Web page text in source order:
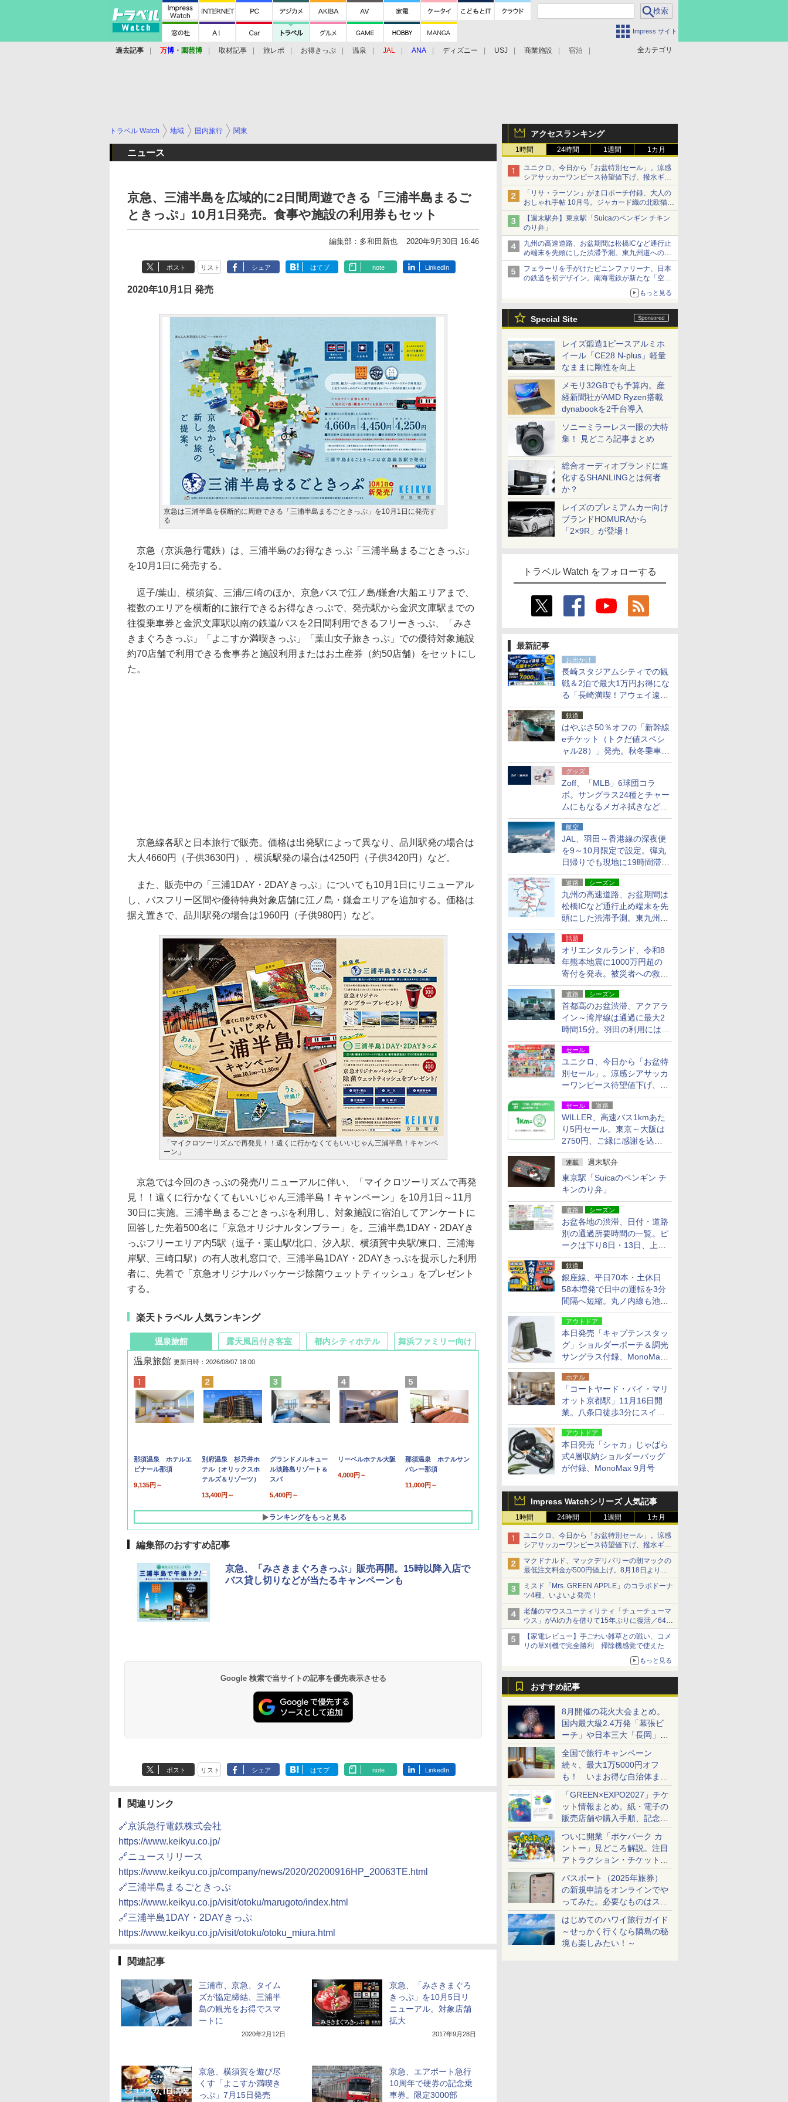
Impress サイト
全カテゴリ
過去記事 万博 ・ 園芸博 取材記事 旅レポ お得きっぷ 温泉 JAL ANA ディズニー USJ 商業施設 宿泊
アクセスランキング
1時間 24時間 1週間 1カ月
ユニクロ、今日から「お盆特別セール」。涼感
シアサッカーワンピース待望値下げ、撥水ギア
ショーツは1990円に
「リサ・ラーソン」がま口ポーチ付録、大人の
おしゃれ手帖 10月号。ジャカード織の北欧猫デ
ザイン
【週末駅弁】東京駅「Suicaのペンギン チキン
のり弁」
九州の高速道路、お盆期間は松橋ICなど通行止
め端末を先頭にした渋滞予測。東九州道への迂
回は料金調整を実施
フェラーリを手がけたピニンファリーナ、日本
の鉄道を初デザイン。南海電鉄が新たな「空港
もっと見る
Special Site
レイズ鍛造1ピースアルミホ
イール「CE28 N-plus」軽量
なままに剛性を向上
メモリ32GBでも予算内。産
経新聞社がAMD Ryzen搭載
dynabookを2千台導入
ソニーミラーレス一眼の大特
集！ 見どころ記事まとめ
総合オーディオブランドに進
化するSHANLINGとは何者
か？
レイズのプレミアムカー向け
ブランドHOMURAから
「2×9R」が登場！
トラベル Watch をフォローする
最新記事
お出かけ
長崎スタジアムシティでの観
戦＆2泊で最大1万円お得にな
る「長崎満喫！アウェイ遠征
応援キャンペーン」
鉄道
はやぶさ50％オフの「新幹線
eチケット（トクだ値スペシ
ャル28）」発売。秋冬乗車
分、えきねっと限定
グッズ
Zoff、「MLB」6球団コラ
ボ。サングラス24種とチャー
ムにもなるメガネ拭きなど雑
貨24種
航空
JAL、羽田～香港線の深夜便
を9～10月限定で設定。弾丸
日帰りでも現地に19時間滞在
できる
道路 シーズン
九州の高速道路、お盆期間は
松橋ICなど通行止め端末を先
頭にした渋滞予測。東九州道
への迂回は料金調整を実施
話題
オリエンタルランド、令和8
年熊本地震に1000万円超の
寄付を発表。被災者への救援
活動・復旧支援
道路 シーズン
首都高のお盆渋滞、アクアラ
イン～湾岸線は通過に最大2
時間15分。羽田の利用には
「空港西出口」の利用検討を
セール
ユニクロ、今日から「お盆特
別セール」。涼感シアサッカ
ーワンピース待望値下げ、撥
水ギアショーツは1990円に
セール 道路
WILLER、高速バス1kmあた
り5円セール。東京～大阪は
2750円、ご縁に感謝を込め
た20周年記念キャンペーン
連載 週末駅弁
東京駅「Suicaのペンギン チ
キンのり弁」
道路 シーズン
お盆各地の渋滞、日付・道路
別の通過所要時間の一覧。ピ
ークは下り8日・13日、上り
14日・15日
鉄道
銀座線、平日70本・土休日
58本増発で日中の運転を3分
間隔へ短縮。丸ノ内線も池袋
～中野坂上を4分間隔に
アウトドア
本日発売「キャプテンスタッ
グ」ショルダーポーチ＆調光
サングラス付録、MonoMax
9月号増刊
ホテル
「コートヤード・バイ・マリ
オット京都駅」11月16日開
業。八条口徒歩3分にスイー
ト含む全270室、ダイニング
も併設
アウトドア
本日発売「シャカ」じゃばら
式4層収納ショルダーバッグ
が付録、MonoMax 9月号
Impress Watchシリーズ 人気記事
1時間 24時間 1週間 1カ月
ユニクロ、今日から「お盆特別セール」。涼感
シアサッカーワンピース待望値下げ、撥水ギア
ショーツは1990円に
マクドナルド、マックデリバリーの朝マックの
最低注文料金が500円値上げ。8月18日より
1,500円から受付
ミスド「Mrs. GREEN APPLE」のコラボドーナ
ツ4種、いよいよ発売！
老舗のマウスユーティリティ「チューチューマ
ウス」がAIの力を借りて15年ぶりに復活／64bit
化、Windows 10/11、「Chrome」も走り回
る。復活記念で2026年末まで500円
【家電レビュー】手ごわい雑草との戦い、コメ
リの草刈機で完全勝利 掃除機感覚で使えた
もっと見る
おすすめ記事
8月開催の花火大会まとめ。
国内最大級2.4万発「幕張ビ
ーチ」や日本三大「長岡」な
ど大型イベント目白押し！
全国で旅行キャンペーン
続々、最大1万5000円オフ
も！ いまお得な自治体まと
め
「GREEN×EXPO2027」チケ
ット情報まとめ。紙・電子の
販売店舗や購入手順、記念チ
ケットも解説
ついに開業「ポケパーク カ
ントー」見どころ解説。注目
アトラクション・チケット手
配・来場前に必要な準備は？
パスポート（2025年旅券）
の新規申請をオンラインでや
ってみた。必要なものはスマ
ホとマイナカードのみ
はじめてのハワイ旅行ガイド
～せっかく行くなら隣島の秘
境も楽しみたい！～
トラベル Watch 地域 国内旅行 関東
ニュース
京急、三浦半島を広域的に2日間周遊できる「三浦半島まるご
ときっぷ」10月1日発売。食事や施設の利用券もセット
編集部：多和田新也 2020年9月30日 16:46
ポスト リスト シェア はてブ note LinkedIn
2020年10月1日 発売
京急は三浦半島を横断的に周遊できる「三浦半島まるごときっぷ」を10月1日に発売す
る
京急（京浜急行電鉄）は、三浦半島のお得なきっぷ「三浦半島まるごときっぷ」
を10月1日に発売する。
逗子/葉山、横須賀、三浦/三崎のほか、京急バスで江ノ島/鎌倉/大船エリアまで、
複数のエリアを横断的に旅行できるお得なきっぷで、発売駅から金沢文庫駅までの
往復乗車券と金沢文庫駅以南の鉄道/バスを2日間利用できるフリーきっぷ、「みさ
きまぐろきっぷ」「よこすか満喫きっぷ」「葉山女子旅きっぷ」での優待対象施設
約70店舗で利用できる食事券と施設利用またはお土産券（約50店舗）をセットにし
た。
京急線各駅と日本旅行で販売。価格は出発駅によって異なり、品川駅発の場合は
大人4660円（子供3630円）、横浜駅発の場合は4250円（子供3420円）など。
また、販売中の「三浦1DAY・2DAYきっぷ」についても10月1日にリニューアル
し、バスフリー区間や優待特典対象店舗に江ノ島・鎌倉エリアを追加する。価格は
据え置きで、品川駅発の場合は1960円（子供980円）など。
「マイクロツーリズムで再発見！！遠くに行かなくてもいいじゃん三浦半島！キャンペ
ーン」
京急では今回のきっぷの発売/リニューアルに伴い、「マイクロツーリズムで再発
見！！遠くに行かなくてもいいじゃん三浦半島！キャンペーン」を10月1日～11月
30日に実施。三浦半島まるごときっぷを利用し、対象施設に宿泊してアンケートに
回答した先着500名に「京急オリジナルタンブラー」を。三浦半島1DAY・2DAYき
っぷフリーエリア内5駅（逗子・葉山駅/北口、汐入駅、横須賀中央駅/東口、三浦海
岸駅、三崎口駅）の有人改札窓口で、三浦半島1DAY・2DAYきっぷを提示した利用
者に、先着で「京急オリジナルパッケージ除菌ウェットティッシュ」をプレゼント
する。
楽天トラベル 人気ランキング
温泉旅館
温泉旅館 更新日時：2026/08/07 18:00
那須温泉 ホテルエ
ピナール那須
9,135円～
別府温泉 杉乃井ホ
テル（オリックスホ
テルズ＆リゾーツ）
13,400円～
グランドメルキュー
ル淡路島リゾート＆
スパ
5,400円～
リーベルホテル大阪
4,000円～
那須温泉 ホテルサン
バレー那須
11,000円～
ランキングをもっと見る
露天風呂付き客室
10,450円～
19,541円～
都内シティホテル 舞浜ファミリー向け
7,950円～
5,758円～
編集部のおすすめ記事
京急、「みさきまぐろきっぷ」販売再開。15時以降入店で
バス貸し切りなどが当たるキャンペーンも
Google 検索で当サイトの記事を優先表示させる
ポスト リスト シェア はてブ note LinkedIn
関連リンク
🔗京浜急行電鉄株式会社
https://www.keikyu.co.jp/
🔗ニュースリリース
https://www.keikyu.co.jp/company/news/2020/20200916HP_20063TE.html
🔗三浦半島まるごときっぷ
https://www.keikyu.co.jp/visit/otoku/marugoto/index.html
🔗三浦半島1DAY・2DAYきっぷ
https://www.keikyu.co.jp/visit/otoku/otoku_miura.html
関連記事
三浦市、京急、タイム
ズが協定締結、三浦半
島の観光をお得でスマ
ートに
2020年2月12日
京急、「みさきまぐろ
きっぷ」を10月5日リ
ニューアル。対象店舗
拡大
2017年9月28日
京急、横須賀を遊び尽
くす「よこすか満喫き
っぷ」7月15日発売
京急、エアポート急行
10周年で硬券の記念乗
車券。限定3000部